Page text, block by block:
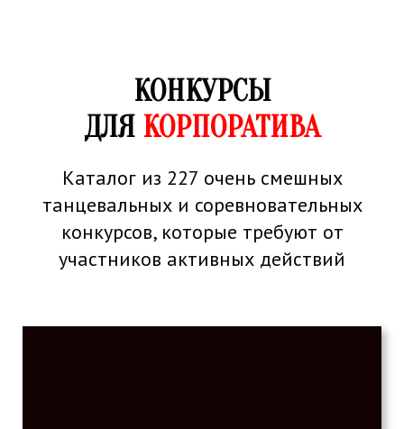
КОНКУРСЫ
ДЛЯ КОРПОРАТИВА
Каталог из 227 очень смешных
танцевальных и соревновательных
конкурсов, которые требуют от
участников активных действий